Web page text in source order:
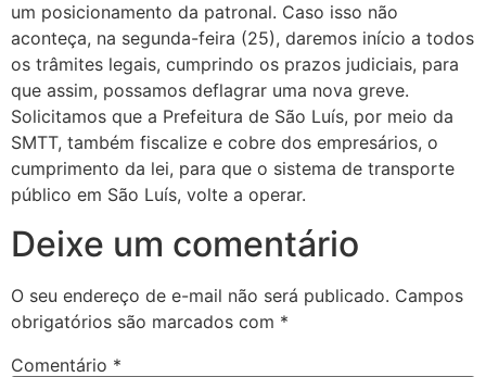
um posicionamento da patronal. Caso isso não
aconteça, na segunda-feira (25), daremos início a todos
os trâmites legais, cumprindo os prazos judiciais, para
que assim, possamos deflagrar uma nova greve.
Solicitamos que a Prefeitura de São Luís, por meio da
SMTT, também fiscalize e cobre dos empresários, o
cumprimento da lei, para que o sistema de transporte
público em São Luís, volte a operar.
Deixe um comentário
O seu endereço de e-mail não será publicado. Campos
obrigatórios são marcados com *
Comentário *